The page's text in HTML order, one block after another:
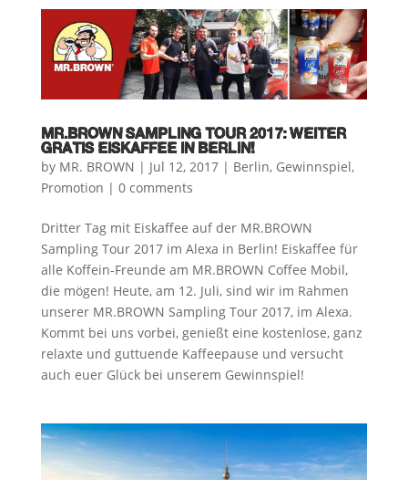
MR.BROWN SAMPLING TOUR 2017: WEITER
GRATIS EISKAFFEE IN BERLIN!
by MR. BROWN | Jul 12, 2017| Berlin, Gewinnspiel,
Promotion | 0 comments
Dritter Tag mit Eiskaffee auf der MR.BROWN
Sampling Tour 2017 im Alexa in Berlin! Eiskaffee für
alle Koffein-Freunde am MR.BROWN Coffee Mobil,
die mögen! Heute, am 12. Juli, sind wir im Rahmen
unserer MR.BROWN Sampling Tour 2017, im Alexa.
Kommt bei uns vorbei, genießt eine kostenlose, ganz
relaxte und guttuende Kaffeepause und versucht
auch euer Glück bei unserem Gewinnspiel!